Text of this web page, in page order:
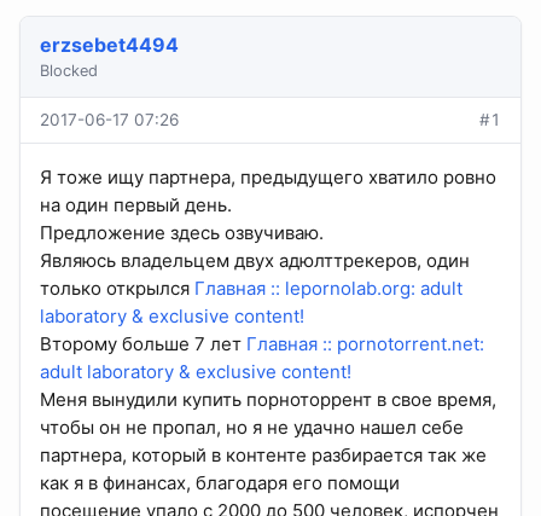
erzsebet4494
Blocked
2017-06-17 07:26 #1
Я тоже ищу партнера, предыдущего хватило ровно
на один первый день.
Предложение здесь озвучиваю.
Являюсь владельцем двух адюлттрекеров, один
только открылся Главная :: lepornolab.org: adult
laboratory & exclusive content!
Второму больше 7 лет Главная :: pornotorrent.net:
adult laboratory & exclusive content!
Меня вынудили купить порноторрент в свое время,
чтобы он не пропал, но я не удачно нашел себе
партнера, который в контенте разбирается так же
как я в финансах, благодаря его помощи
посещение упало с 2000 до 500 человек, испорчен